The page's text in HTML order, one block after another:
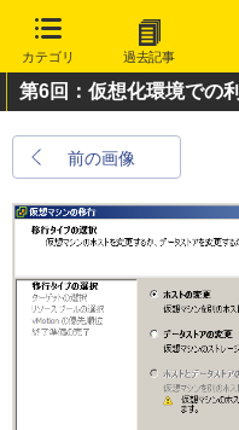
カテゴリ 過去記事
第6回：仮想化環境での
前の画像